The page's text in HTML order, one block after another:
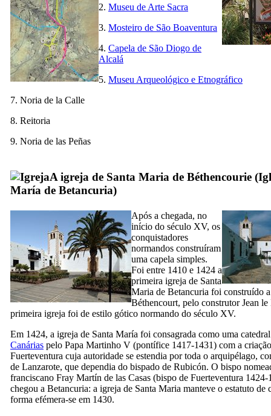
2. Museu de Arte Sacra
3. Mosteiro de São Boaventura
4. Capela de São Diogo de
Alcalá
5. Museu Arqueológico e Etnográfico
7. Noria de la Calle
8. Reitoria
9. Noria de las Peñas
A igreja de Santa Maria de Béthencourie (
María de Betancuria)
Após a chegada, no
início do século XV, os
conquistadores
normandos construíram
uma capela simples.
Foi entre 1410 e 1424 a
primeira igreja de Santa
Maria de Betancuria foi construído
Béthencourt, pelo construtorJean
primeira igreja foi de estilo gótico normando do século XV.
Em 1424, a igreja de Santa María foi consagrada como uma
Canárias pelo Papa Martinho V (pontífice 1417-1431) com a
Fuerteventura cuja autoridade se estendia por toda o arquipélago,
de Lanzarote, que dependia do bispado de Rubicón. O bispo
franciscano Fray Martín de las Casas (bispo de Fuerteventura 1424-
chegou a Betancuria: a igreja de Santa Maria manteve o estatuto de
forma efémera-se em 1430.